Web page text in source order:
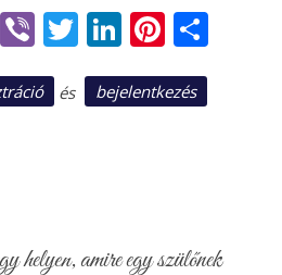
EmailViberTwitter
LinkedIn
és
bejelentkezés
amire egy szülőnek